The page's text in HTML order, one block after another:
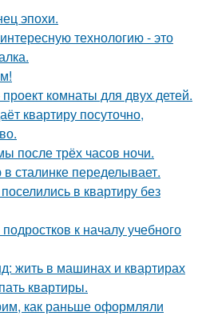
эпохи.
технологию - это
комнаты для двух детей.
квартиру посуточно,
после трёх часов ночи.
сталинке переделывает.
в квартиру без
к началу учебного
жить в машинах и квартирах
квартиры.
как раньше оформляли